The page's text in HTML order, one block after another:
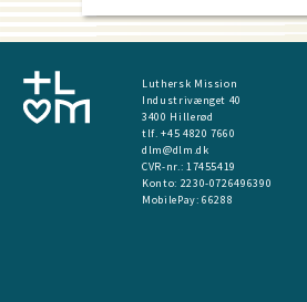
Luthersk Mission
Industrivænget 40
3400 Hillerød
tlf. +45 4820 7660
dlm@dlm.dk
CVR-nr.: 17455419
​Konto: 2230-0726496390
MobilePay:66288